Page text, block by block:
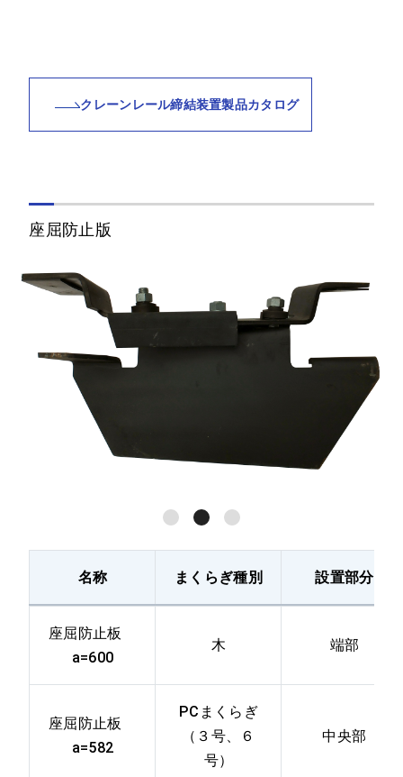
クレーンレール締結装置製品カタログ
座屈防止版
名称 まくらぎ種別 設置部分
座屈防止板
a=600
木 端部
座屈防止板
a=582
PCまくらぎ
（３号、６
号）
中央部